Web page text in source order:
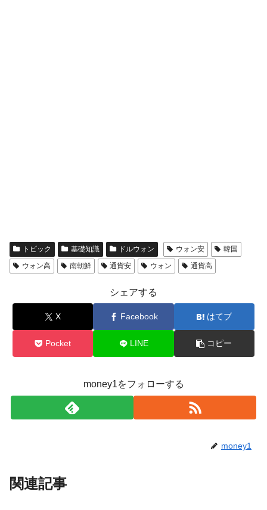
トピック 基礎知識 ドルウォン ウォン安
韓国
ウォン高
南朝鮮 通貨安 ウォン 通貨高
シェアする
X Facebook はてブ
Pocket LINE コピー
money1をフォローする
money1
関連記事